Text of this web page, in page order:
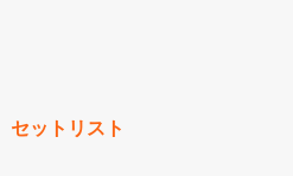
セットリスト